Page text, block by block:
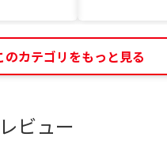
のカテゴリをもっと見る
ビュー